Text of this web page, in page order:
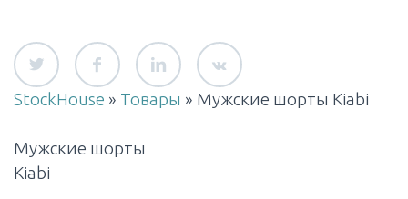
StockHouse » Товары » Мужские шорты Kiabi
Мужские шорты
Kiabi